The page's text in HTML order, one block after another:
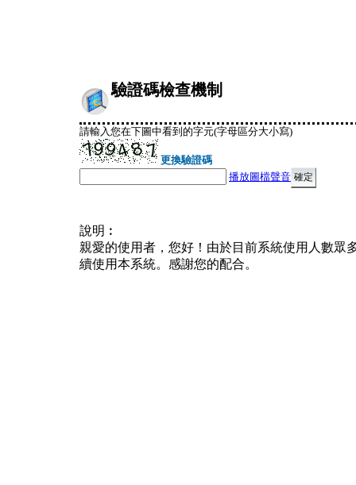
驗證碼檢查機制
請輸入您在下圖中看到的字元(字母區分大小寫)
更換驗證碼
播放圖檔聲音
說明︰
親愛的使用者，您好！由於目前系統使用人數眾
續使用本系統。感謝您的配合。